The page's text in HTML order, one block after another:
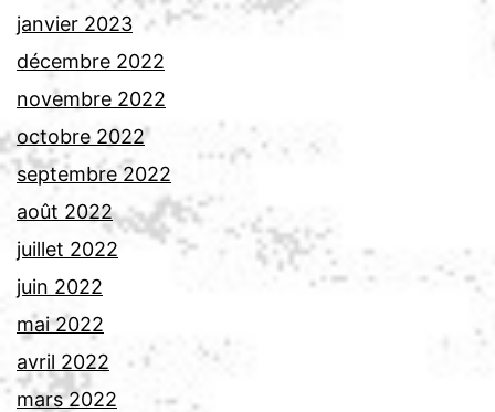
janvier 2023
décembre 2022
novembre 2022
octobre 2022
septembre 2022
août 2022
juillet 2022
juin 2022
mai 2022
avril 2022
mars 2022